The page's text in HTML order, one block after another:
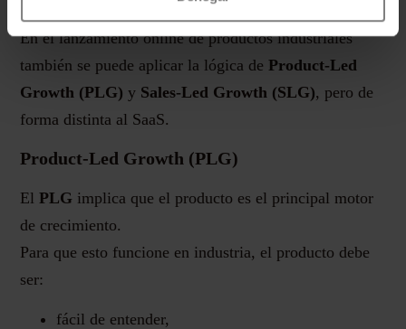
En el lanzamiento online de productos industriales
también se puede aplicar la lógica deProduct-Led
Growth (PLG) y Sales-Led Growth (SLG), pero de
forma distinta al SaaS.
Product-Led Growth (PLG)
ElPLG implica que el producto es el principal motor
de crecimiento.
Para que esto funcione en industria, el producto debe
ser:
fácil de entender,